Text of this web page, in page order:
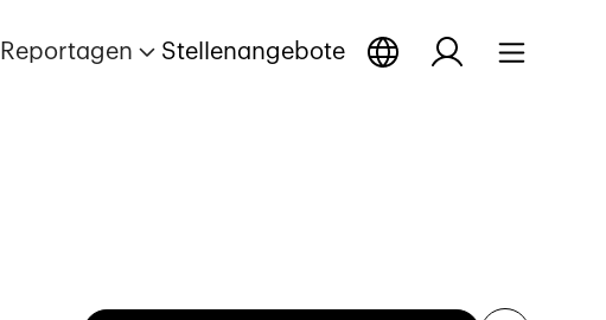
Reportagen Stellenangebote